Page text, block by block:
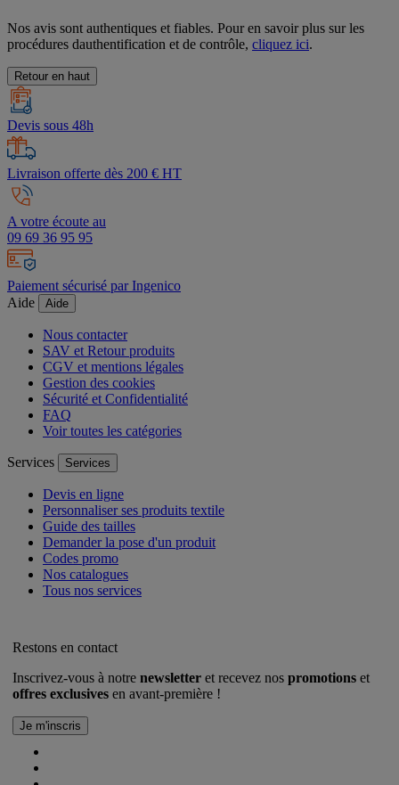
Nos avis sont authentiques et fiables. Pour en savoir plus sur les
procédures dauthentification et de contrôle, cliquez ici.
Retour en haut
Devis sous 48h
Livraison offerte dès 200 € HT
A votre écoute au
09 69 36 95 95
Paiement sécurisé par Ingenico
Aide
Aide
Nous contacter
SAV et Retour produits
CGV et mentions légales
Gestion des cookies
Sécurité et Confidentialité
FAQ
Voir toutes les catégories
Services Services
Devis en ligne
Personnaliser ses produits textile
Guide des tailles
Demander la pose d'un produit
Codes promo
Nos catalogues
Tous nos services
Restons en contact
Inscrivez-vous à notre newsletter et recevez nos promotions et
offres exclusives en avant-première !